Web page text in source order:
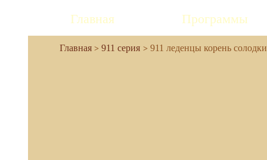
Главная Программы
911 серия 911 леденцы корень